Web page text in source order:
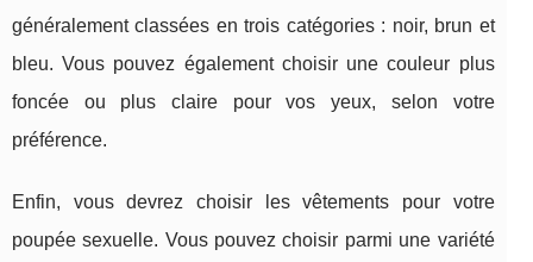
généralement classées en trois catégories : noir, brun et
bleu. Vous pouvez également choisir une couleur plus
foncée ou plus claire pour vos yeux, selon votre
préférence.
Enfin, vous devrez choisir les vêtements pour votre
poupée sexuelle. Vous pouvez choisir parmi une variété